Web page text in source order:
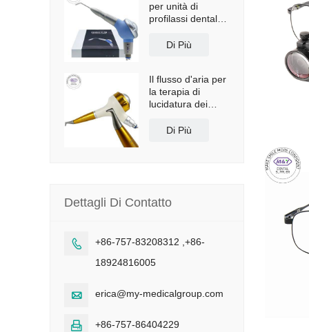
per unità di
profilassi dentale
Di Più
Il flusso d'aria per
la terapia di
lucidatura dei
dentista
Di Più
Dettagli Di Contatto

+86-757-83208312 ,+86-
18924816005
 erica@my-medicalgroup.com
 +86-757-86404229